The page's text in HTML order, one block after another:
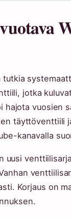
jotka
vuosien
täyttöventtiili
kanavalla
uusi
Korjaus on